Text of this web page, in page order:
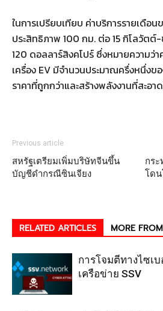
ในการเปรียบเทียบ ค่าบริการรายเดือ
ประสิทธิภาพ 100 กม. ต่อ 15 กิโลวัตต์
120 ดอลลาร์สิงคโปร์ ซึ่งหมายความว่า
เครื่อง EV มีจำนวนประมาณครึ่งหนึ่ง
ราคาที่ถูกกว่าและสร้างพลังงานที่สะอา
Previous article
สหรัฐเตรียมเพิ่มบริษัทจีนขึ้น
บัญชีดำกรณีซินเจียง
กร
โดน
RELATED ARTICLES MORE
การโจมตีทางไซเบ
เครือข่าย SSV